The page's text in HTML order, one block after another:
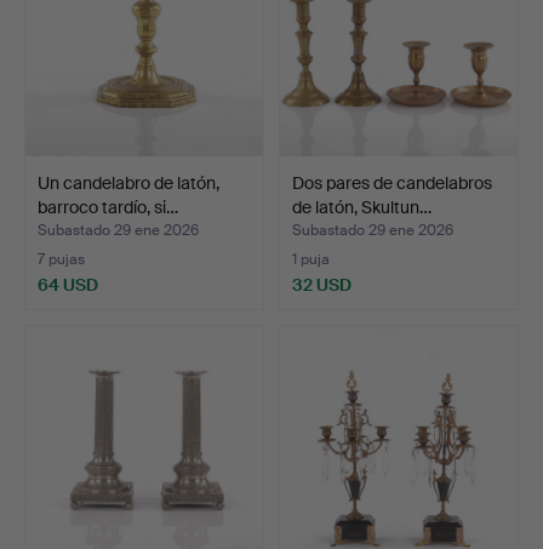
Un candelabro de latón,
barroco tardío, si…
Subastado 29 ene 2026
7 pujas
64 USD
Dos pares de candelabros
de latón, Skultun…
Subastado 29 ene 2026
1 puja
32 USD